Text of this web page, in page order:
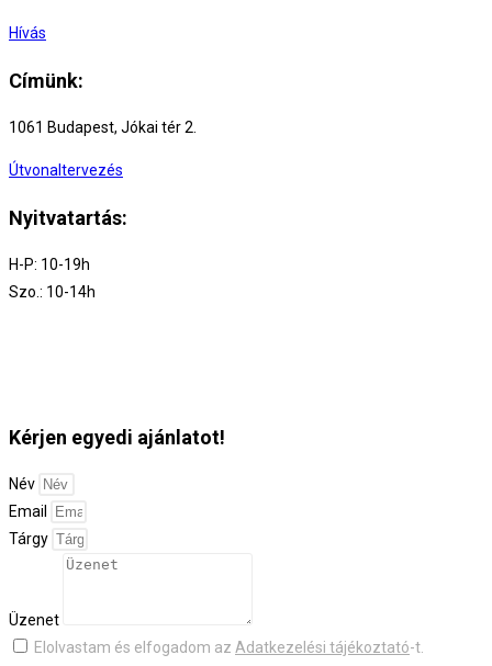
Hívás
Címünk:
1061 Budapest, Jókai tér 2.
Útvonaltervezés
Nyitvatartás:
H-P: 10-19h
Szo.: 10-14h
Kérjen egyedi ajánlatot!
Név
Email
Tárgy
Üzenet
Elolvastam és elfogadom az Adatkezelési tájékoztató-t.